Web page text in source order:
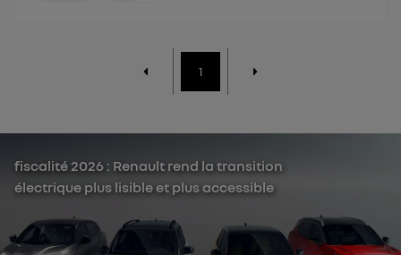
1
fiscalité 2026 : Renault rend la transition
électrique plus lisible et plus accessible